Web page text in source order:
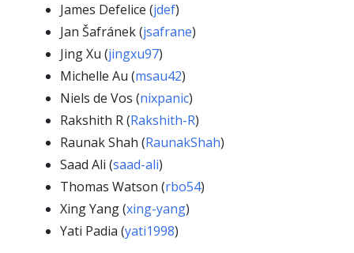
James Defelice (jdef)
Jan Šafránek (jsafrane)
Jing Xu (jingxu97)
Michelle Au (msau42)
Niels de Vos (nixpanic)
Rakshith R (Rakshith-R)
Raunak Shah (RaunakShah)
Saad Ali (saad-ali)
Thomas Watson (rbo54)
Xing Yang (xing-yang)
Yati Padia (yati1998)